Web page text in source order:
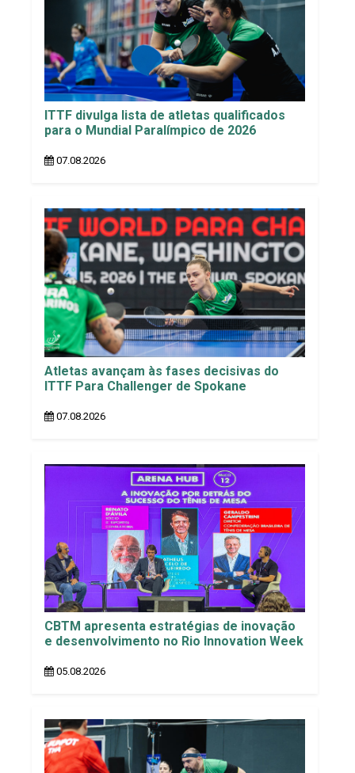
ITTF divulga lista de atletas qualificados
para o Mundial Paralímpico de 2026
07.08.2026
Atletas avançam às fases decisivas do
ITTF Para Challenger de Spokane
07.08.2026
CBTM apresenta estratégias de inovação
e desenvolvimento no Rio Innovation Week
05.08.2026